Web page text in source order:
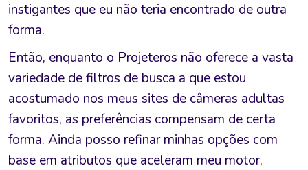
instigantes que eu não teria encontrado de outra
forma.
Então, enquanto o Projeteros não oferece a vasta
variedade de filtros de busca a que estou
acostumado nos meus sites de câmeras adultas
favoritos, as preferências compensam de certa
forma. Ainda posso refinar minhas opções com
base em atributos que aceleram meu motor,